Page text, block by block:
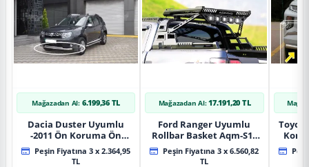
Mağazadan Al: 6.199,36 TL
Dacia Duster Uyumlu
-2011 Ön Koruma Ön
Tekli Koruma
Peşin Fiyatına 3 x 2.364,95
TL
Mağazadan Al: 17.191,20 TL
Ford Ranger Uyumlu
Rollbar Basket Aqm-S10
2015+ Uyumlu
Peşin Fiyatına 3 x 6.560,82
TL